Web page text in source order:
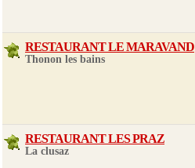
RESTAURANT LE MARAVAND
Thonon les bains
RESTAURANT LES PRAZ
La clusaz